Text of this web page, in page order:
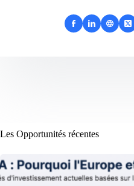
Les Opportunités récentes